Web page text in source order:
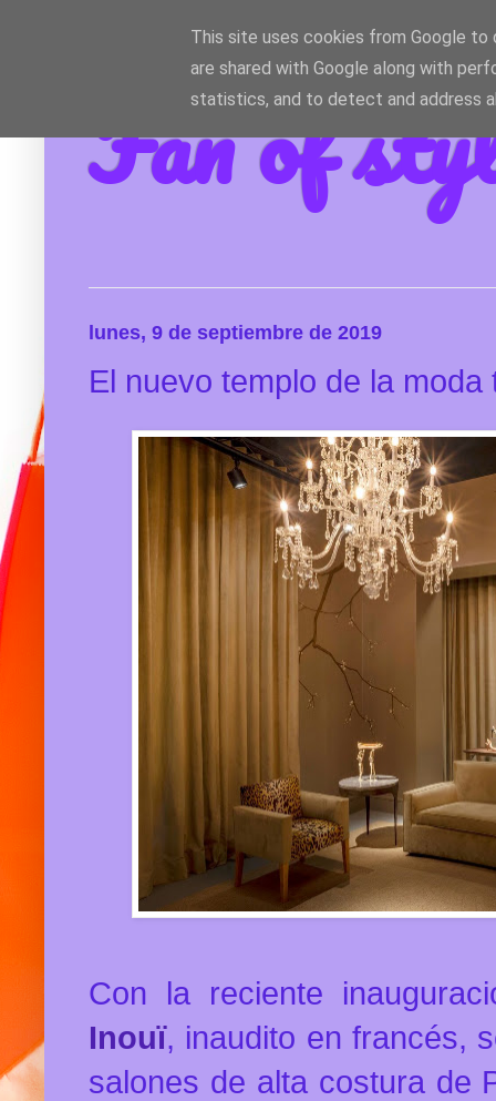
Fan of
lunes, 9 de septiembre de 2019
El nuevo templo de la
Con la reciente
Inouï, inaudito en francés,
salones de alta costura de
This site uses cookies from Google to
are shared with Google along with
statistics, and to detect and address